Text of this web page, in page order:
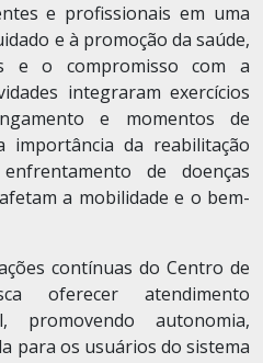
e profissionais em uma
e à promoção da saúde,
e o compromisso com a
integraram exercícios
e momentos de
importância da reabilitação
de doenças
a mobilidade e o bem-
contínuas do Centro de
oferecer atendimento
promovendo autonomia,
para os usuários do sistema